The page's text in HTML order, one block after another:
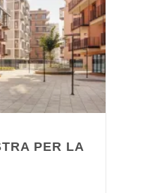
PER LA